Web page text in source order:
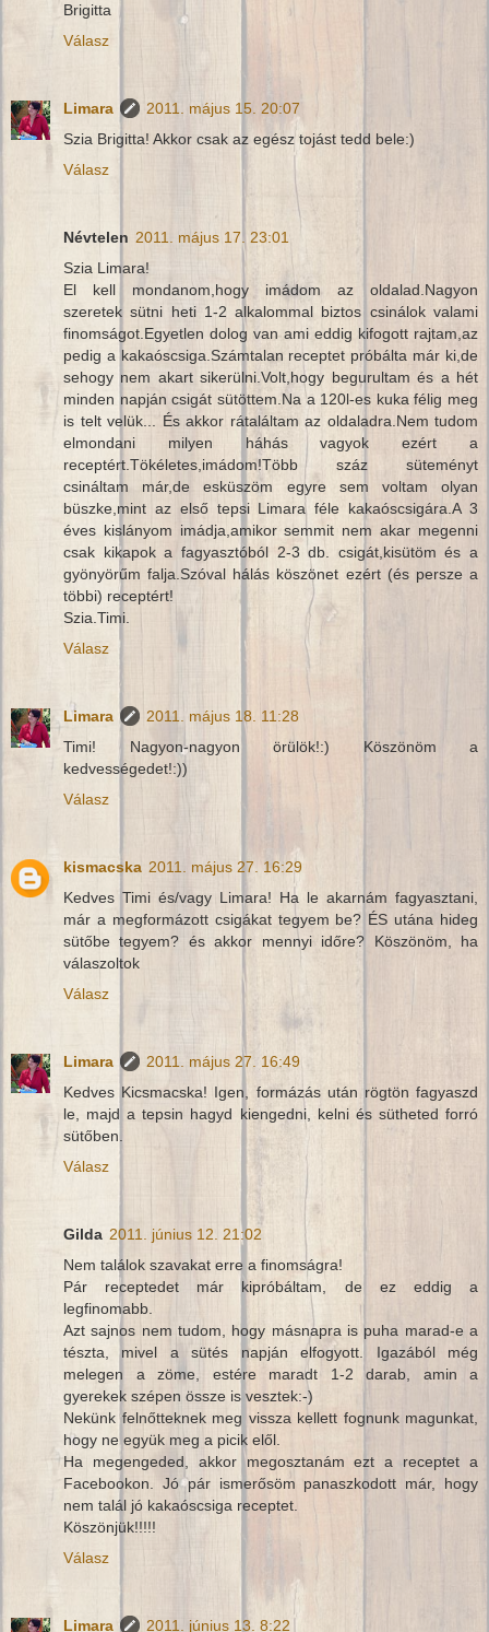
Brigitta
Válasz
Limara
2011. május 15. 20:07
Szia Brigitta! Akkor csak az egész tojást tedd bele:)
Válasz
Névtelen 2011. május 17. 23:01
Szia Limara!
El kell mondanom,hogy imádom az oldalad.Nagyon
szeretek sütni heti 1-2 alkalommal biztos csinálok valami
finomságot.Egyetlen dolog van ami eddig kifogott rajtam,az
pedig a kakaóscsiga.Számtalan receptet próbálta már ki,de
sehogy nem akart sikerülni.Volt,hogy begurultam és a hét
minden napján csigát sütöttem.Na a 120l-es kuka félig meg
is telt velük... És akkor rátaláltam az oldaladra.Nem tudom
elmondani milyen háhás vagyok ezért a
receptért.Tökéletes,imádom!Több száz süteményt
csináltam már,de esküszöm egyre sem voltam olyan
büszke,mint az első tepsi Limara féle kakaóscsigára.A 3
éves kislányom imádja,amikor semmit nem akar megenni
csak kikapok a fagyasztóból 2-3 db. csigát,kisütöm és a
gyönyörűm falja.Szóval hálás köszönet ezért (és persze a
többi) receptért!
Szia.Timi.
Válasz
Limara
2011. május 18. 11:28
Timi! Nagyon-nagyon örülök!:) Köszönöm a
kedvességedet!:))
Válasz
kismacska 2011. május 27. 16:29
Kedves Timi és/vagy Limara! Ha le akarnám fagyasztani,
már a megformázott csigákat tegyem be? ÉS utána hideg
sütőbe tegyem? és akkor mennyi időre? Köszönöm, ha
válaszoltok
Válasz
Limara
2011. május 27. 16:49
Kedves Kicsmacska! Igen, formázás után rögtön fagyaszd
le, majd a tepsin hagyd kiengedni, kelni és sütheted forró
sütőben.
Válasz
Gilda 2011. június 12. 21:02
Nem találok szavakat erre a finomságra!
Pár receptedet már kipróbáltam, de ez eddig a
legfinomabb.
Azt sajnos nem tudom, hogy másnapra is puha marad-e a
tészta, mivel a sütés napján elfogyott. Igazából még
melegen a zöme, estére maradt 1-2 darab, amin a
gyerekek szépen össze is vesztek:-)
Nekünk felnőtteknek meg vissza kellett fognunk magunkat,
hogy ne együk meg a picik elől.
Ha megengeded, akkor megosztanám ezt a receptet a
Facebookon. Jó pár ismerősöm panaszkodott már, hogy
nem talál jó kakaóscsiga receptet.
Köszönjük!!!!!
Válasz
Limara 2011. június 13. 8:22